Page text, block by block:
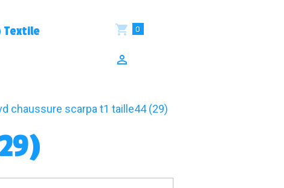
Textile 0
chaussure scarpa t1 taille44 (29)